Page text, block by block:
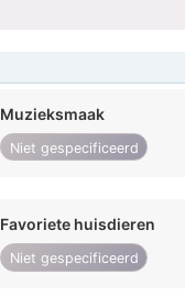
Muzieksmaak
Niet gespecificeerd
Favoriete huisdieren
Niet gespecificeerd